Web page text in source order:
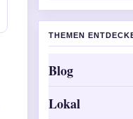
THEMEN
Blog
Lokal